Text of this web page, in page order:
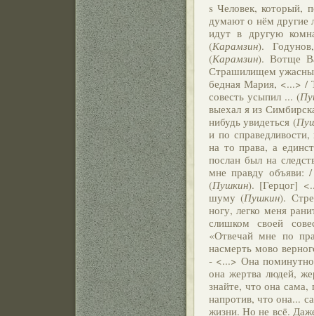
s Человек, который,
думают о нём другие
идут в другую
(Карамзин).
(Карамзин). Вотще
Страшилищем
бедная Мария, <...> /
совесть усыпил ... (
выехал я из
нибудь увидеться (
и по справедливости,
на то права, а
послан был на
мне правду объяви:
(Пушкин). [Герцог]
шуму (Пушкин).
ногу, легко меня
слишком своей
«Отвечай мне по
насмерть мово
- <...> Она поминутно
она жертва людей,
знайте, что она сама,
напротив, что она...
жизни. Но не всё.